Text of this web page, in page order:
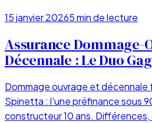
15 janvier 20265min de lecture
Assurance Dommage-
Décennale : Le Duo
Dommage ouvrage et décennale
Spinetta : l'une préfinance sous
constructeur 10 ans.